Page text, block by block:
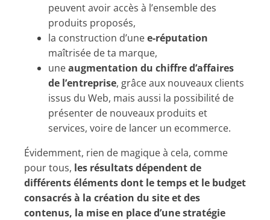
peuvent avoir accès à l’ensemble des
produits proposés,
la construction d’unee-réputation
maîtrisée de ta marque,
uneaugmentation du chiffre d’affaires
de l’entreprise, grâce aux nouveaux clients
issus du Web, mais aussi la possibilité de
présenter de nouveaux produits et
services, voire de lancer un ecommerce.
Évidemment, rien de magique à cela, comme
pour tous, les résultats dépendent de
différents éléments dont le temps et le budget
consacrés à la création du site et des
contenus, la mise en place d’une stratégie